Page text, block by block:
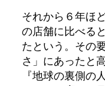
それから６年ほ
の店舗に比べる
たという。その
さ」にあったと
『地球の裏側の